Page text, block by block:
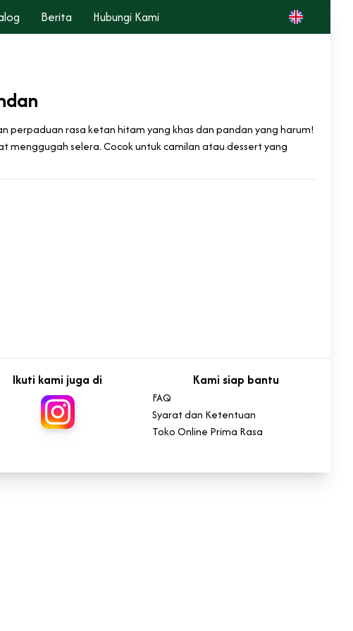
Berita Hubungi Kami
perpaduan rasa ketan hitam yang khas dan pandan yang harum!
menggugah selera. Cocok untuk camilan atau dessert yang
Ikuti kami juga di Kami siap bantu
FAQ
Syarat dan Ketentuan
Toko Online Prima Rasa